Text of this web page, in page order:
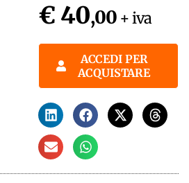
€ 40,00 + iva
ACCEDI PER
ACQUISTARE